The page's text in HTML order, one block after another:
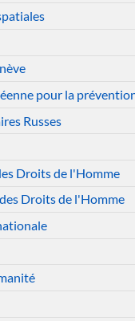
pour la
Russes
Droits de l'Homme
Droits de l'Homme